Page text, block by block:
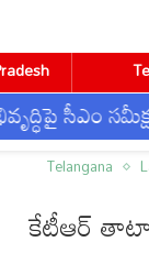
సమీక్ష
తాటాకు చప్పుళ్లకు
Telangana
కేటీఆర్